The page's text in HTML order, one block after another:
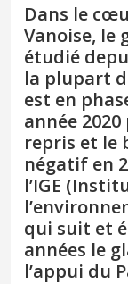
Dans le
Vanoise, le
étudié
la plupart
est en
année
repris et le
négatif en
l’IGE
qui suit et
années le
l’appui du